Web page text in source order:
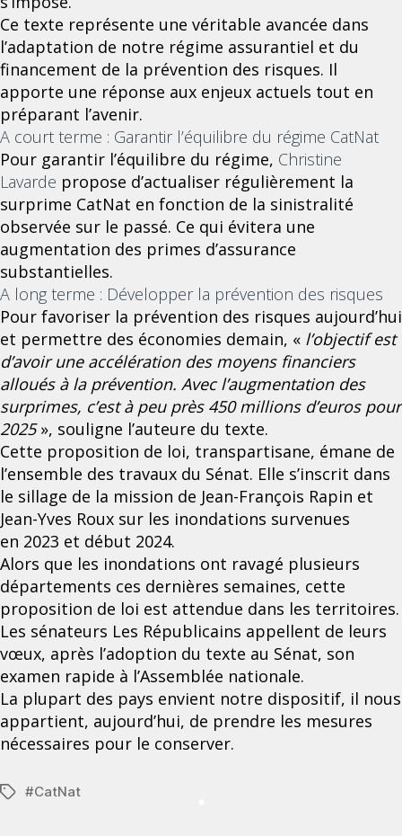
Ce texte représente une véritable avancée dans
l’adaptation de notre régime assurantiel et du
financement de la prévention des risques. Il
apporte une réponse aux enjeux actuels tout en
préparant l’avenir.
A court terme : Garantir l’équilibre du régime CatNat
Pour garantir l’équilibre du régime, Christine
Lavarde propose d’actualiser régulièrement la
surprime CatNat en fonction de la sinistralité
observée sur le passé. Ce qui évitera une
augmentation des primes d’assurance
substantielles.
A long terme : Développer la prévention des risques
Pour favoriser la prévention des risques aujourd’hui
et permettre des économies demain, « l’objectif est
d’avoir une accélération des moyens financiers
alloués à la prévention. Avec l’augmentation des
surprimes, c’est à peu près 450 millions d’euros pour
2025», souligne l’auteure du texte.
Cette proposition de loi, transpartisane, émane de
l’ensemble des travaux du Sénat. Elle s’inscrit dans
le sillage de la mission de Jean-François Rapin et
Jean-Yves Roux sur les inondations survenues
en 2023 et début 2024.
Alors que les inondations ont ravagé plusieurs
départements ces dernières semaines, cette
proposition de loi est attendue dans les territoires.
Les sénateurs Les Républicains appellent de leurs
vœux, après l’adoption du texte au Sénat, son
examen rapide à l’Assemblée nationale.
La plupart des pays envient notre dispositif, il nous
appartient, aujourd’hui, de prendre les mesures
nécessaires pour le conserver.
Étiquettes
#CatNat